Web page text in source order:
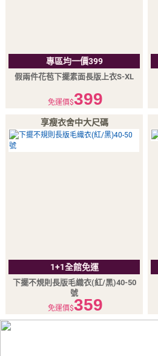
專區均一價399
假兩件花苞下擺素面長版上衣S-XL
免運價$399
享瘦衣舍中大尺碼
1+1全館免運
下擺不規則長版毛織衣(紅/黑)40-50
號
免運價$359